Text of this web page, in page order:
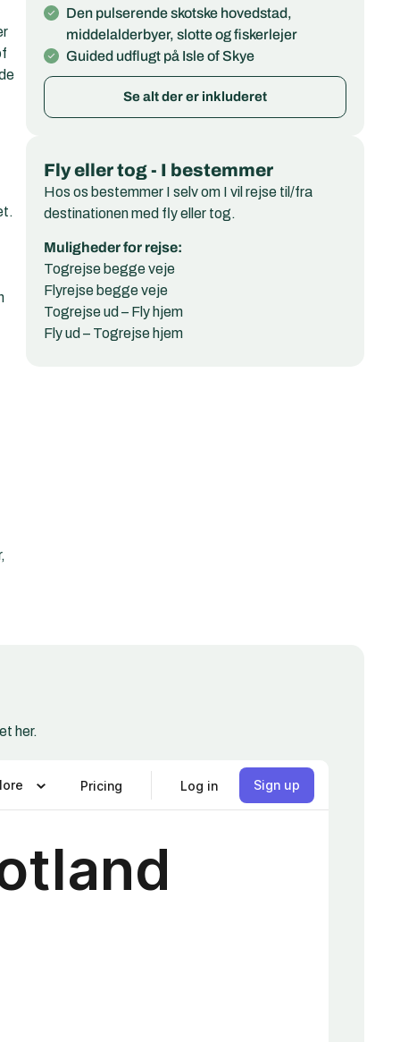
Den pulserende skotske hovedstad,
middelalderbyer, slotte og fiskerlejer
Guided udflugt på Isle of Skye
Se alt der er inkluderet
Fly eller tog - I bestemmer
Hos os bestemmer I selv om I vil rejse til/fra
destinationen med fly eller tog.
Muligheder for rejse:
Togrejse begge veje
Flyrejse begge veje
Togrejse ud – Fly hjem
Fly ud – Togrejse hjem
her.